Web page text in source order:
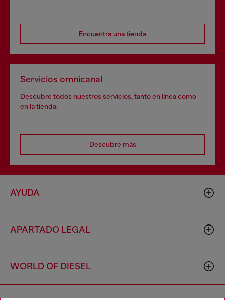
Encuentra una tienda
Servicios omnicanal
Descubre todos nuestros servicios, tanto en línea como
en la tienda.
Descubre más
AYUDA
APARTADO LEGAL
WORLD OF DIESEL